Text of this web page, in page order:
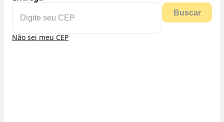
Buscar
Não sei meu CEP